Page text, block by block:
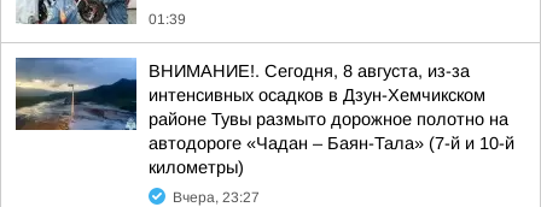
01:39
ВНИМАНИЕ!. Сегодня, 8 августа, из-за
интенсивных осадков в Дзун-Хемчикском
районе Тувы размыто дорожное полотно на
автодороге «Чадан – Баян-Тала» (7-й и 10-й
километры)
Вчера, 23:27